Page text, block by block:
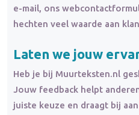
e-mail, ons
hechten veel waarde aan
Laten we jouw
Heb je bij Muurteksten.nl
Jouw feedback helpt
juiste keuze en draagt bij